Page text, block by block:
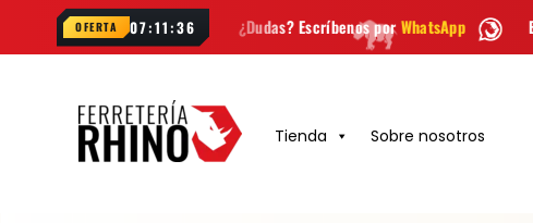
OFERTA 07:11:35
¿Dudas? Escríbenos porWhatsApp EnvíoGRATISen Bogotá
Tienda Sobre nosotros